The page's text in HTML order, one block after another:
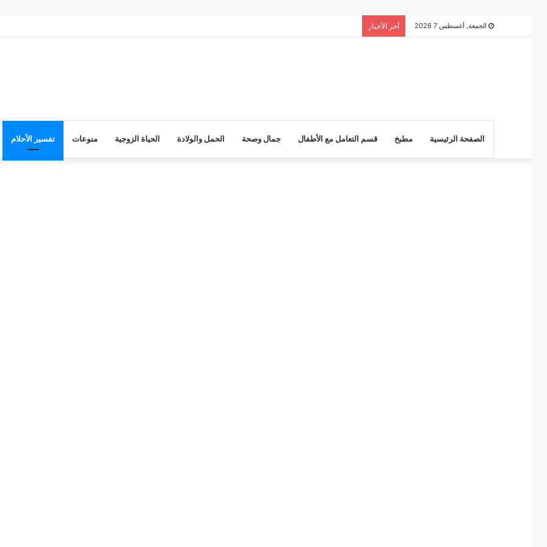
الجمعة, أغسطس 7 2026 أخر الأخبار
الصفحة الرئيسية مطبخ قسم التعامل مع الأطفال جمال وصحة الحمل والولادة الحياة الزوجية منوعات تفسير الأحلام